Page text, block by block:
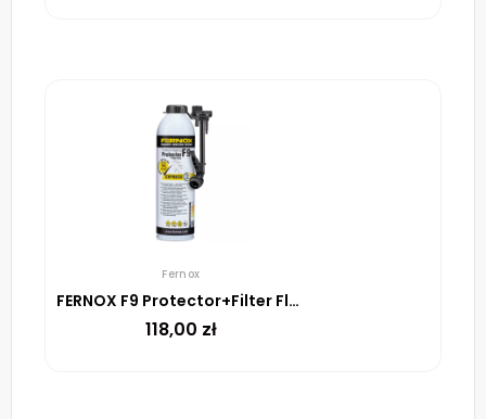
Fernox
FERNOX F9 Protector+Filter Fluid Express
118,00 zł